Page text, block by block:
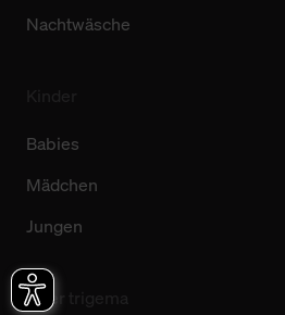
Nachtwäsche
Babies
Mädchen
Jungen
Über trigema